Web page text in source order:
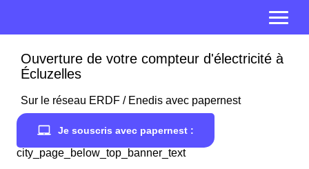
Ouverture de votre compteur d'électricité à
Écluzelles
Sur le réseau ERDF / Enedis avec papernest
Je souscris avec papernest :
city_page_below_top_banner_text